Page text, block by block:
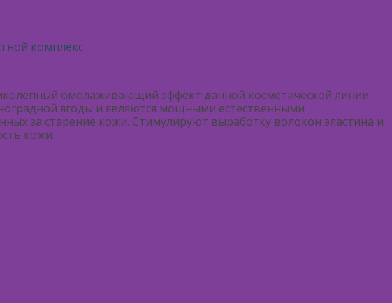
комплекс
омолаживающий эффект данной косметической линии
ягоды и являются мощными естественными
за старение кожи. Стимулируют выработку волокон эластина и
кожи.